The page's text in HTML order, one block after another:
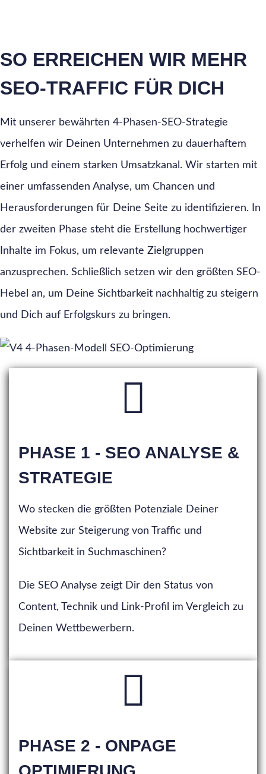
SO ERREICHEN WIR MEHR
SEO-TRAFFIC FÜR DICH
Mit unserer bewährten 4-Phasen-SEO-Strategie
verhelfen wir Deinen Unternehmen zu dauerhaftem
Erfolg und einem starken Umsatzkanal. Wir starten mit
einer umfassenden Analyse, um Chancen und
Herausforderungen für Deine Seite zu identifizieren. In
der zweiten Phase steht die Erstellung hochwertiger
Inhalte im Fokus, um relevante Zielgruppen
anzusprechen. Schließlich setzen wir den größten SEO-
Hebel an, um Deine Sichtbarkeit nachhaltig zu steigern
und Dich auf Erfolgskurs zu bringen.
PHASE 1 - SEO ANALYSE &
STRATEGIE
Wo stecken die größten Potenziale Deiner
Website zur Steigerung von Traffic und
Sichtbarkeit in Suchmaschinen?
Die SEO Analyse zeigt Dir den Status von
Content, Technik und Link-Profil im Vergleich zu
Deinen Wettbewerbern.
PHASE 2 - ONPAGE